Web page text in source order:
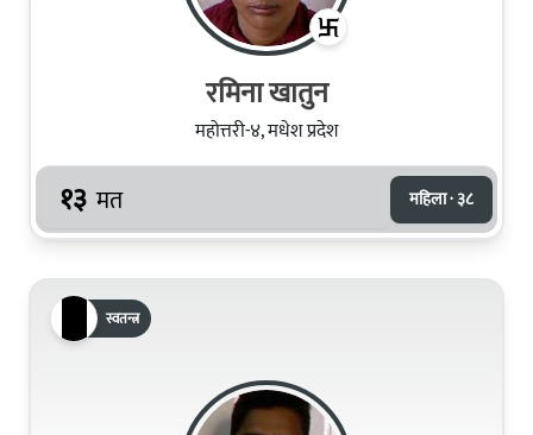
रमिना खातुन
महोत्तरी-४, मधेश प्रदेश
१३ मत महिला · ३८
स्वतन्त्र